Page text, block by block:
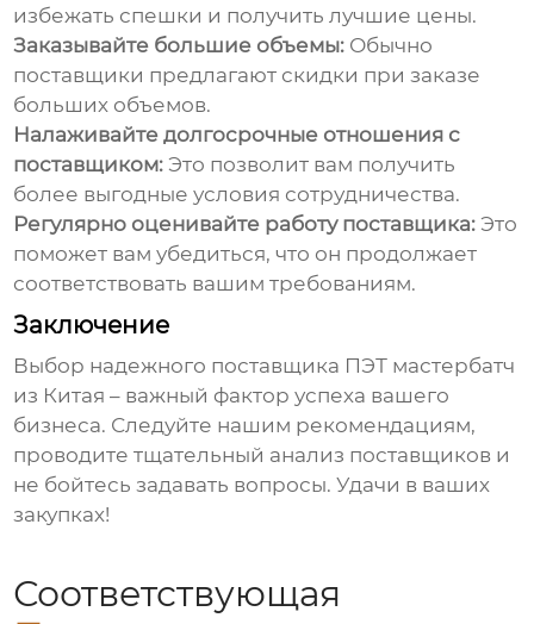
избежать спешки и получить лучшие цены.
Заказывайте большие объемы: Обычно
поставщики предлагают скидки при заказе
больших объемов.
Налаживайте долгосрочные отношения с
поставщиком: Это позволит вам получить
более выгодные условия сотрудничества.
Регулярно оценивайте работу поставщика: Это
поможет вам убедиться, что он продолжает
соответствовать вашим требованиям.
Заключение
Выбор надежного поставщика ПЭТ мастербатч
из Китая – важный фактор успеха вашего
бизнеса. Следуйте нашим рекомендациям,
проводите тщательный анализ поставщиков и
не бойтесь задавать вопросы. Удачи в ваших
закупках!
Соответствующая